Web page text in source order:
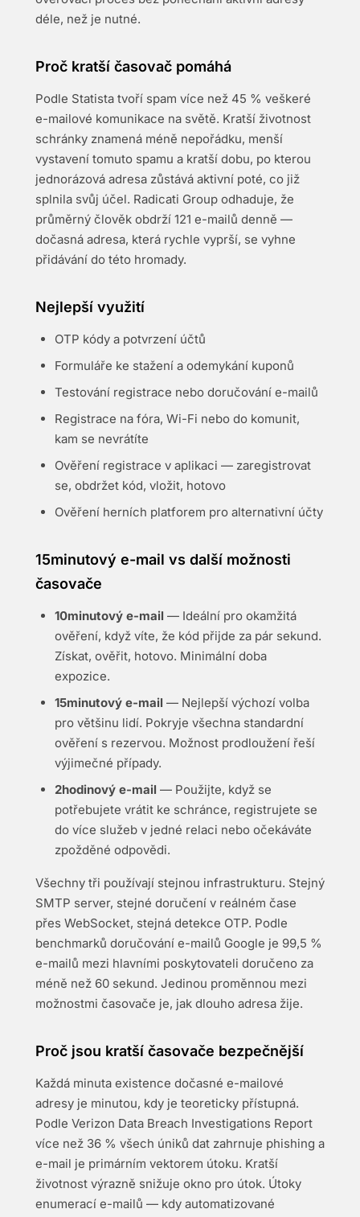
déle, než je nutné.
Proč kratší časovač pomáhá
Podle Statista tvoří spam více než 45 % veškeré
e-mailové komunikace na světě. Kratší životnost
schránky znamená méně nepořádku, menší
vystavení tomuto spamu a kratší dobu, po kterou
jednorázová adresa zůstává aktivní poté, co již
splnila svůj účel. Radicati Group odhaduje, že
průměrný člověk obdrží 121 e-mailů denně —
dočasná adresa, která rychle vyprší, se vyhne
přidávání do této hromady.
Nejlepší využití
OTP kódy a potvrzení účtů
Formuláře ke stažení a odemykání kuponů
Testování registrace nebo doručování e-mailů
Registrace na fóra, Wi-Fi nebo do komunit,
kam se nevrátíte
Ověření registrace v aplikaci — zaregistrovat
se, obdržet kód, vložit, hotovo
Ověření herních platforem pro alternativní účty
15minutový e-mail vs další možnosti
časovače
10minutový e-mail — Ideální pro okamžitá
ověření, když víte, že kód přijde za pár sekund.
Získat, ověřit, hotovo. Minimální doba
expozice.
15minutový e-mail — Nejlepší výchozí volba
pro většinu lidí. Pokryje všechna standardní
ověření s rezervou. Možnost prodloužení řeší
výjimečné případy.
2hodinový e-mail — Použijte, když se
potřebujete vrátit ke schránce, registrujete se
do více služeb v jedné relaci nebo očekáváte
zpožděné odpovědi.
Všechny tři používají stejnou infrastrukturu. Stejný
SMTP server, stejné doručení v reálném čase
přes WebSocket, stejná detekce OTP. Podle
benchmarků doručování e-mailů Google je 99,5 %
e-mailů mezi hlavními poskytovateli doručeno za
méně než 60 sekund. Jedinou proměnnou mezi
možnostmi časovače je, jak dlouho adresa žije.
Proč jsou kratší časovače bezpečnější
Každá minuta existence dočasné e-mailové
adresy je minutou, kdy je teoreticky přístupná.
Podle Verizon Data Breach Investigations Report
více než 36 % všech úniků dat zahrnuje phishing a
e-mail je primárním vektorem útoku. Kratší
životnost výrazně snižuje okno pro útok. Útoky
enumerací e-mailů — kdy automatizované